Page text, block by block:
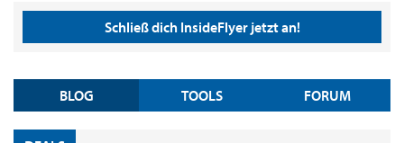
Schließ dich InsideFlyer jetzt an!
BLOG TOOLS FORUM